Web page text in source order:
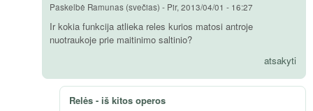
Paskelbė Ramunas (svečias) - Pir, 2013/04/01 - 16:27
Ir kokia funkcija atlieka reles kurios matosi antroje
nuotraukoje prie maitinimo saltinio?
atsakyti
Relės - iš kitos operos